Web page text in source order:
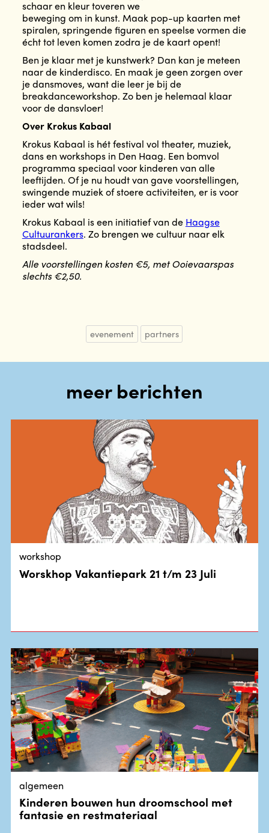
schaar en kleur toveren we
beweging om in kunst. Maak pop-up kaarten met
spiralen, springende figuren en speelse vormen die
écht tot leven komen zodra je de kaart opent!
Ben je klaar met je kunstwerk? Dan kan je meteen
naar de kinderdisco. En maak je geen zorgen over
je dansmoves, want die leer je bij de
breakdanceworkshop. Zo ben je helemaal klaar
voor de dansvloer!
Over Krokus Kabaal
Krokus Kabaal is hét festival vol theater, muziek,
dans en workshops in Den Haag. Een bomvol
programma speciaal voor kinderen van alle
leeftijden. Of je nu houdt van gave voorstellingen,
swingende muziek of stoere activiteiten, er is voor
ieder wat wils!
Krokus Kabaal is een initiatief van de Haagse
Cultuurankers. Zo brengen we cultuur naar elk
stadsdeel.
Alle voorstellingen kosten €5, met Ooievaarspas
slechts €2,50.
evenement partners
meer berichten
workshop
Worskhop Vakantiepark 21 t/m 23 Juli
algemeen
Kinderen bouwen hun droomschool met
fantasie en restmateriaal